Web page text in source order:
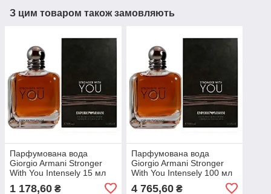
З цим товаром також замовляють
Парфумована вода
Giorgio Armani Stronger
With You Intensely 15 мл
1 178,60 ₴
Парфумована вода
Giorgio Armani Stronger
With You Intensely 100 мл
4 765,60₴